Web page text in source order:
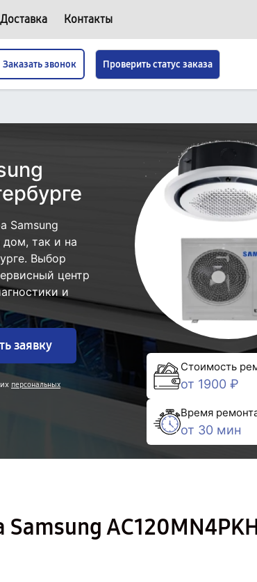
Доставка Контакты
Заказать звонок Проверить статус заказа
Samsung
дом, так и на
Выбор
центр
и
заявку
персональных
Стоимость
от 1900 ₽
Время
от 30 мин